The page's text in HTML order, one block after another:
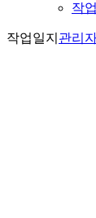
작
작업일지 관리